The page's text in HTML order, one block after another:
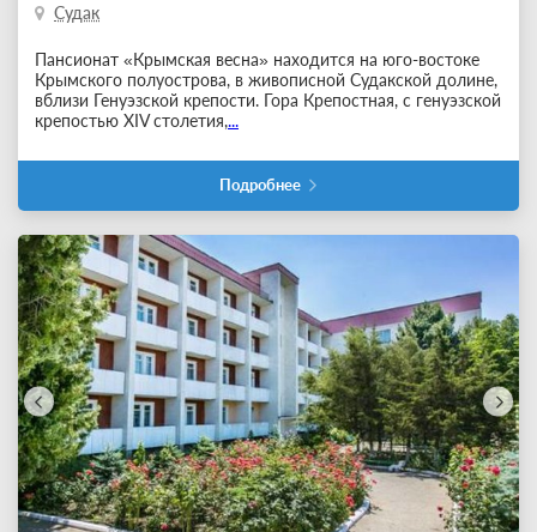
Судак
Пансионат «Крымская весна» находится на юго-востоке
Крымского полуострова, в живописной Судакской долине,
вблизи Генуэзской крепости. Гора Крепостная, с генуэзской
крепостью ХIV столетия,...
Подробнее